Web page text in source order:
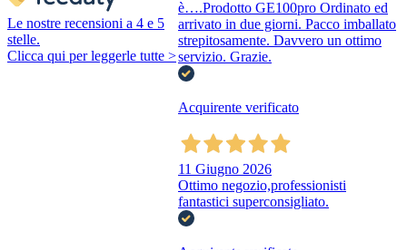
Le nostre recensioni a 4 e 5
stelle.
Clicca qui per leggerle tutte >
è….Prodotto GE100pro Ordinato ed
arrivato in due giorni. Pacco imballato
strepitosamente. Davvero un ottimo
servizio. Grazie.
Acquirente verificato
11 Giugno 2026
Ottimo negozio,professionisti
fantastici superconsigliato.